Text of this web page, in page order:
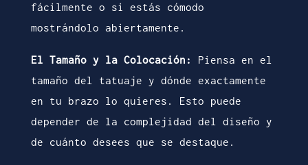
fácilmente o si estás cómodo
mostrándolo abiertamente.
El Tamaño y la Colocación:
Piensa en el
tamaño del tatuaje y dónde exactamente
en tu brazo lo quieres. Esto puede
depender de la complejidad del diseño y
de cuánto desees que se destaque.